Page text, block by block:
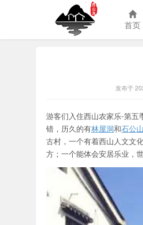
首页
发布于
游客们入住西山农家乐-第五
错，历久的有林屋洞和石公山
古村，一个有着西山人文文
方；一个能体会安居乐业，